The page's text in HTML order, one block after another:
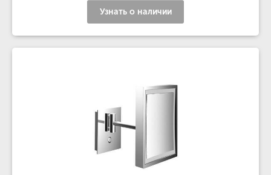
Узнать о наличии